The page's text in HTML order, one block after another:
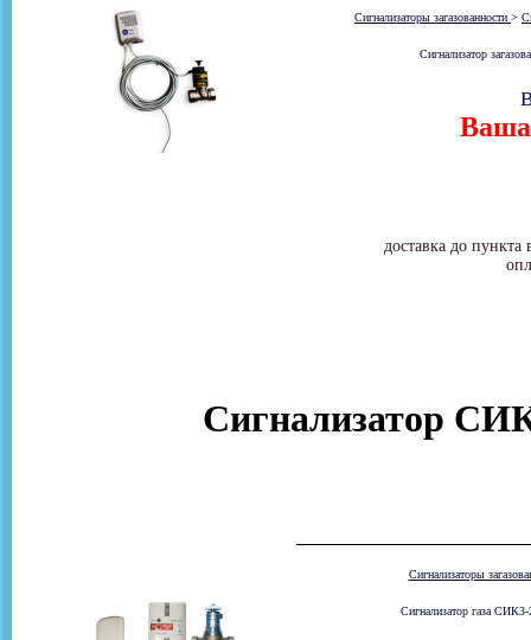
Сигнализаторы загазованности >
Сигнализатор
Ваша
доставка до
Сигнализатор
Сигнализаторы
Сигнализатор газа